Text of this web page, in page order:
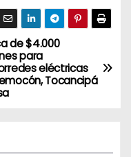
de $4.000
para
eléctricas
Tocancipá